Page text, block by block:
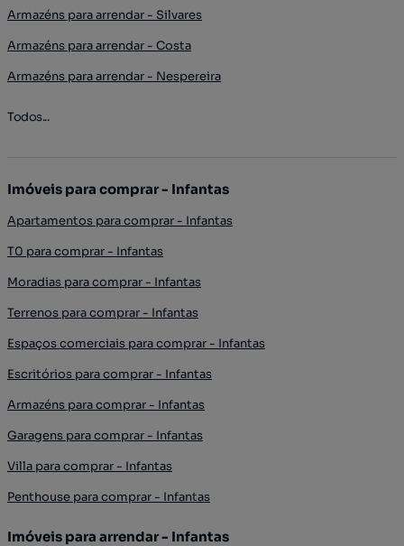
Armazéns para arrendar - Silvares
Armazéns para arrendar - Costa
Armazéns para arrendar - Nespereira
Todos...
Imóveis para comprar - Infantas
Apartamentos para comprar - Infantas
T0 para comprar - Infantas
Moradias para comprar - Infantas
Terrenos para comprar - Infantas
Espaços comerciais para comprar - Infantas
Escritórios para comprar - Infantas
Armazéns para comprar - Infantas
Garagens para comprar - Infantas
Villa para comprar - Infantas
Penthouse para comprar - Infantas
Imóveis para arrendar - Infantas